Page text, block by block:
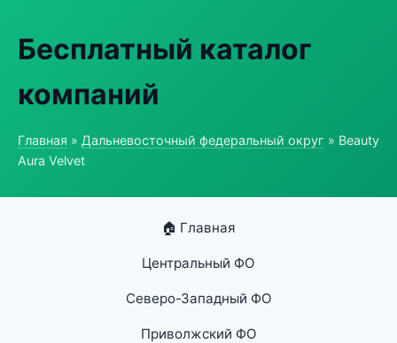
Бесплатный каталог
компаний
Главная » Дальневосточный федеральный округ » Beauty
Aura Velvet
🏠 Главная
Центральный ФО
Северо-Западный ФО
Приволжский ФО